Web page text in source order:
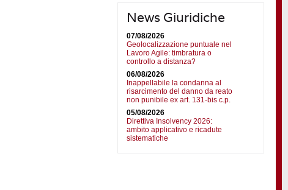
News Giuridiche
07/08/2026
Geolocalizzazione puntuale nel
Lavoro Agile: timbratura o
controllo a distanza?
06/08/2026
Inappellabile la condanna al
risarcimento del danno da reato
non punibile ex art. 131-bis c.p.
05/08/2026
Direttiva Insolvency 2026:
ambito applicativo e ricadute
sistematiche